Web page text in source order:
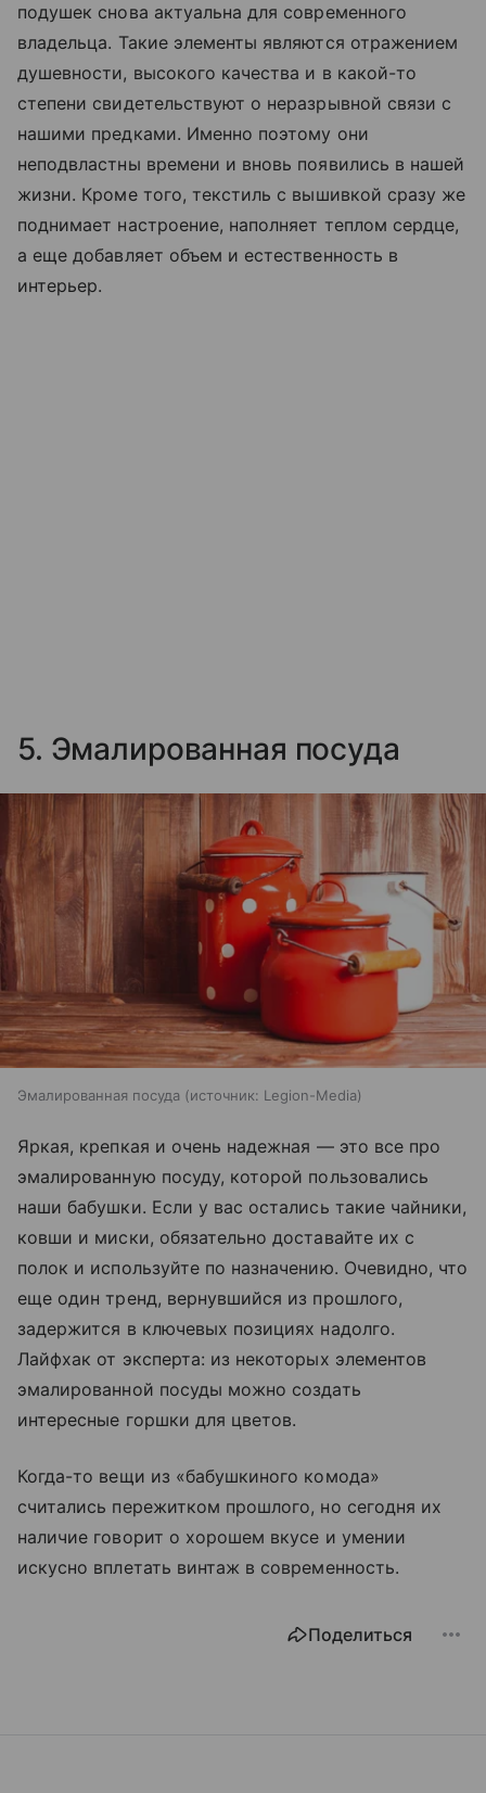
подушек снова актуальна для современного
владельца. Такие элементы являются отражением
душевности, высокого качества и в какой-то
степени свидетельствуют о неразрывной связи с
нашими предками. Именно поэтому они
неподвластны времени и вновь появились в нашей
жизни. Кроме того, текстиль с вышивкой сразу же
поднимает настроение, наполняет теплом сердце,
а еще добавляет объем и естественность в
интерьер.
5. Эмалированная посуда
Эмалированная посуда источник: Legion-Media
Яркая, крепкая и очень надежная — это все про
эмалированную посуду, которой пользовались
наши бабушки. Если у вас остались такие чайники,
ковши и миски, обязательно доставайте их с
полок и используйте по назначению. Очевидно, что
еще один тренд, вернувшийся из прошлого,
задержится в ключевых позициях надолго.
Лайфхак от эксперта: из некоторых элементов
эмалированной посуды можно создать
интересные горшки для цветов.
Когда-то вещи из «бабушкиного комода»
считались пережитком прошлого, но сегодня их
наличие говорит о хорошем вкусе и умении
искусно вплетать винтаж в современность.
Поделиться